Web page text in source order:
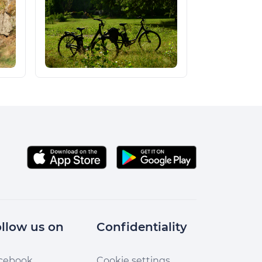
us on Confidentiality